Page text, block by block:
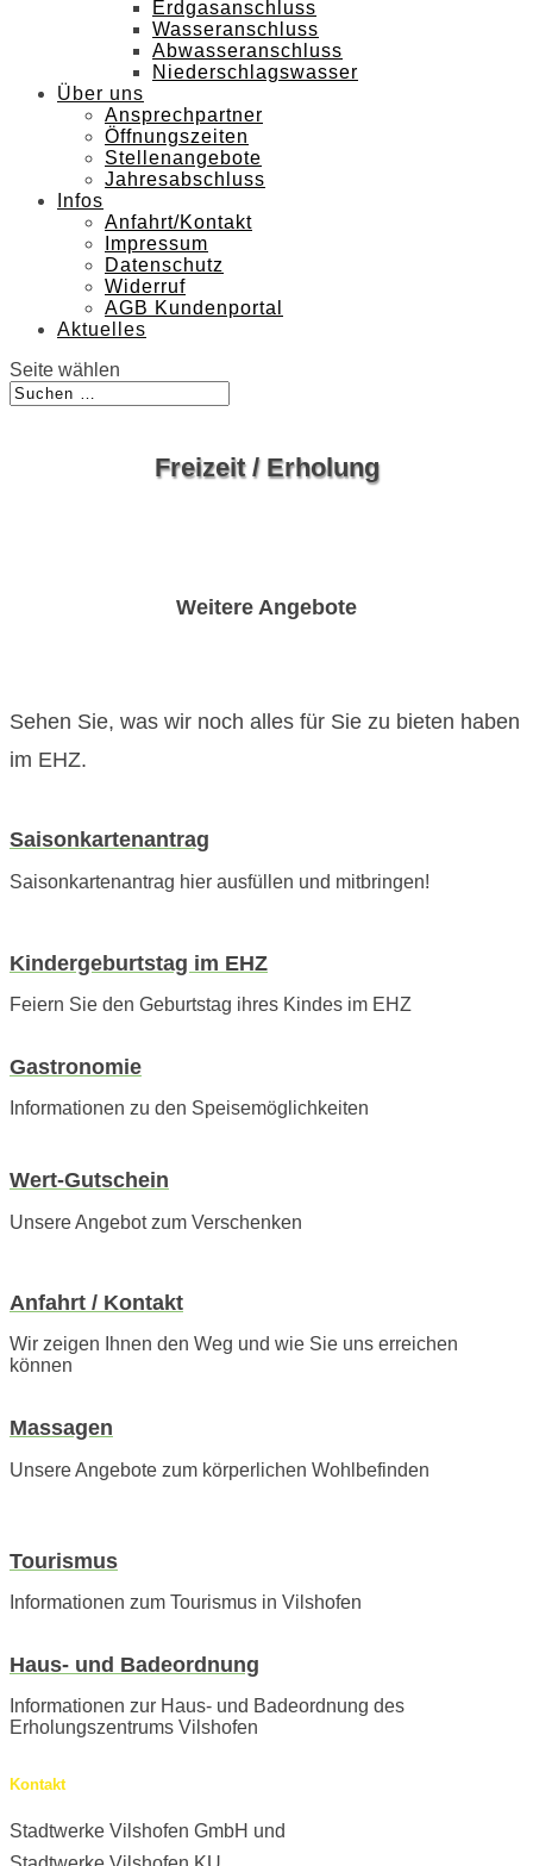
Erdgasanschluss
Wasseranschluss
Abwasseranschluss
Niederschlagswasser
Über uns
Ansprechpartner
Öffnungszeiten
Stellenangebote
Jahresabschluss
Infos
Anfahrt/Kontakt
Impressum
Datenschutz
Widerruf
AGB Kundenportal
Aktuelles
Seite wählen
Freizeit / Erholung
Weitere Angebote
Sehen Sie, was wir noch alles für Sie zu bieten haben
im EHZ.
Saisonkartenantrag
Saisonkartenantrag hier ausfüllen und mitbringen!
Kindergeburtstag im EHZ
Feiern Sie den Geburtstag ihres Kindes im EHZ
Gastronomie
Informationen zu den Speisemöglichkeiten
Wert-Gutschein
Unsere Angebot zum Verschenken
Anfahrt / Kontakt
Wir zeigen Ihnen den Weg und wie Sie uns erreichen
können
Massagen
Unsere Angebote zum körperlichen Wohlbefinden
Tourismus
Informationen zum Tourismus in Vilshofen
Haus- und Badeordnung
Informationen zur Haus- und Badeordnung des
Erholungszentrums Vilshofen
Kontakt
Stadtwerke Vilshofen GmbH und